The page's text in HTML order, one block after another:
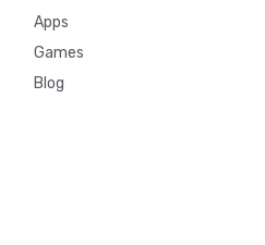
Apps
Games
Blog